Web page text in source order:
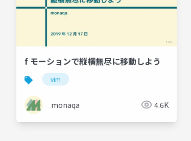
f モーションで縦横無尽に移動しよう
vim
monaqa 4.6K